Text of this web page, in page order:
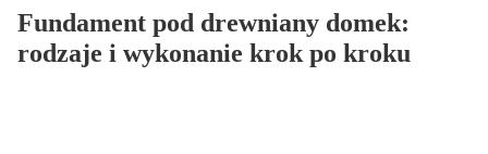
Fundament pod drewniany domek:
rodzaje i wykonanie krok po kroku